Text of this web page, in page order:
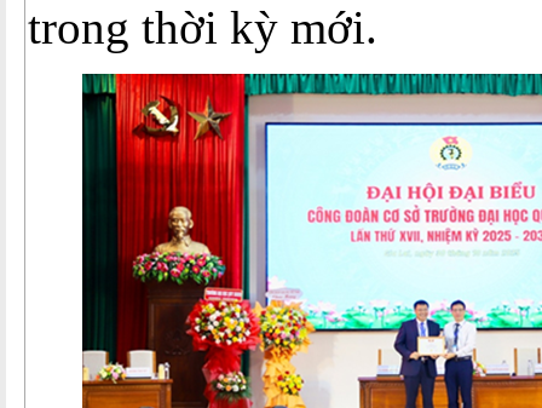
trong thời kỳ mới.